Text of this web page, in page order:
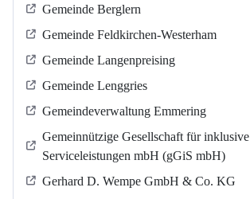
Gemeinde Berglern
Gemeinde Feldkirchen-Westerham
Gemeinde Langenpreising
Gemeinde Lenggries
Gemeindeverwaltung Emmering
Gemeinnützige Gesellschaft für inklusive
Serviceleistungen mbH (gGiS mbH)
Gerhard D. Wempe GmbH & Co. KG